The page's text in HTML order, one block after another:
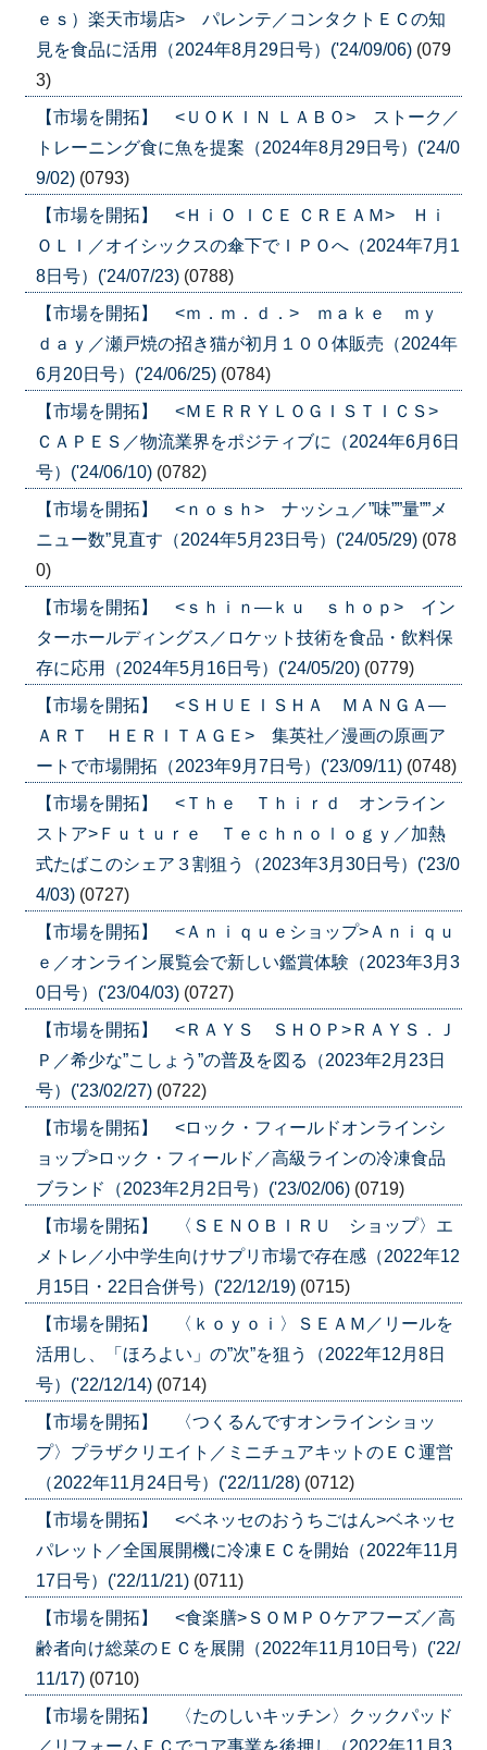
ｅｓ）楽天市場店> パレンテ／コンタクトＥＣの知
見を食品に活用（2024年8月29日号）('24/09/06) (079
3)
【市場を開拓】 <ＵＯＫＩＮ ＬＡＢＯ> ストーク／
トレーニング食に魚を提案（2024年8月29日号）('24/0
9/02) (0793)
【市場を開拓】 <ＨｉＯ ＩＣＥ ＣＲＥＡＭ> Ｈｉ
ＯＬＩ／オイシックスの傘下でＩＰＯへ（2024年7月1
8日号）('24/07/23) (0788)
【市場を開拓】 <ｍ．ｍ．ｄ．> ｍａｋｅ ｍｙ
ｄａｙ／瀬戸焼の招き猫が初月１００体販売（2024年
6月20日号）('24/06/25) (0784)
【市場を開拓】 <ＭＥＲＲＹＬＯＧＩＳＴＩＣＳ>
ＣＡＰＥＳ／物流業界をポジティブに（2024年6月6日
号）('24/06/10) (0782)
【市場を開拓】 <ｎｏｓｈ> ナッシュ／”味””量””メ
ニュー数”見直す（2024年5月23日号）('24/05/29) (078
0)
【市場を開拓】 <ｓｈｉｎ―ｋｕ ｓｈｏｐ> イン
ターホールディングス／ロケット技術を食品・飲料保
存に応用（2024年5月16日号）('24/05/20) (0779)
【市場を開拓】 <ＳＨＵＥＩＳＨＡ ＭＡＮＧＡ―
ＡＲＴ ＨＥＲＩＴＡＧＥ> 集英社／漫画の原画ア
ートで市場開拓（2023年9月7日号）('23/09/11) (0748)
【市場を開拓】 <Ｔｈｅ Ｔｈｉｒｄ オンライン
ストア>Ｆｕｔｕｒｅ Ｔｅｃｈｎｏｌｏｇｙ／加熱
式たばこのシェア３割狙う（2023年3月30日号）('23/0
4/03) (0727)
【市場を開拓】 <Ａｎｉｑｕｅショップ>Ａｎｉｑｕ
ｅ／オンライン展覧会で新しい鑑賞体験（2023年3月3
0日号）('23/04/03) (0727)
【市場を開拓】 <ＲＡＹＳ ＳＨＯＰ>ＲＡＹＳ．Ｊ
Ｐ／希少な”こしょう”の普及を図る（2023年2月23日
号）('23/02/27) (0722)
【市場を開拓】 <ロック・フィールドオンラインシ
ョップ>ロック・フィールド／高級ラインの冷凍食品
ブランド（2023年2月2日号）('23/02/06) (0719)
【市場を開拓】 〈ＳＥＮＯＢＩＲＵ ショップ〉エ
メトレ／小中学生向けサプリ市場で存在感（2022年12
月15日・22日合併号）('22/12/19) (0715)
【市場を開拓】 〈ｋｏｙｏｉ〉ＳＥＡＭ／リールを
活用し、「ほろよい」の”次”を狙う（2022年12月8日
号）('22/12/14) (0714)
【市場を開拓】 〈つくるんですオンラインショッ
プ〉プラザクリエイト／ミニチュアキットのＥＣ運営
（2022年11月24日号）('22/11/28) (0712)
【市場を開拓】 <ベネッセのおうちごはん>ベネッセ
パレット／全国展開機に冷凍ＥＣを開始（2022年11月
17日号）('22/11/21) (0711)
【市場を開拓】 <食楽膳>ＳＯＭＰＯケアフーズ／高
齢者向け総菜のＥＣを展開（2022年11月10日号）('22/
11/17) (0710)
【市場を開拓】 〈たのしいキッチン〉クックパッド